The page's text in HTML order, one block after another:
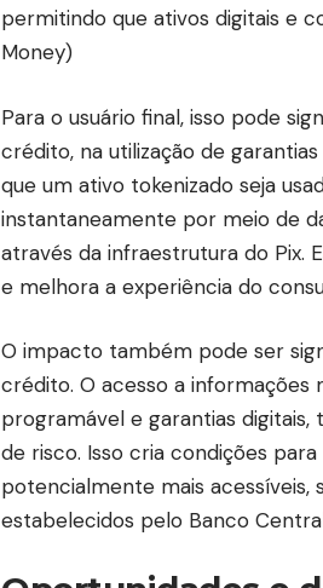
permitindo que ativos digitais e
Money)
Para o usuário final, isso pode
crédito, na utilização de
que um ativo tokenizado seja
instantaneamente por meio de
através da infraestrutura do Pix.
e melhora a experiência do
O impacto também pode ser
crédito. O acesso a informações
programável e garantias
de risco. Isso cria condições
potencialmente mais
estabelecidos pelo Banco